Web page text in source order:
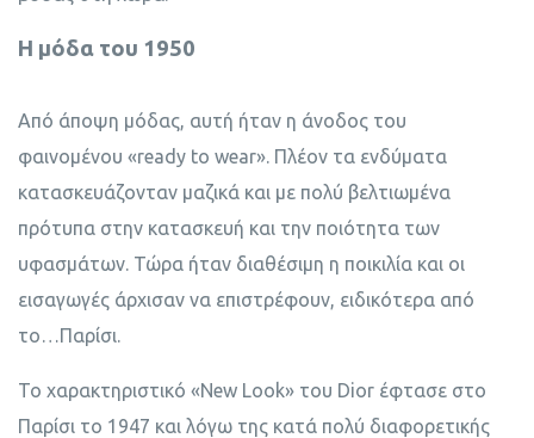
Η μόδα του 1950
Από άποψη μόδας, αυτή ήταν η άνοδος του
φαινομένου «ready to wear». Πλέον τα ενδύματα
κατασκευάζονταν μαζικά και με πολύ βελτιωμένα
πρότυπα στην κατασκευή και την ποιότητα των
υφασμάτων. Τώρα ήταν διαθέσιμη η ποικιλία και οι
εισαγωγές άρχισαν να επιστρέφουν, ειδικότερα από
το…Παρίσι.
Το χαρακτηριστικό «New Look» του Dior έφτασε στο
Παρίσι το 1947 και λόγω της κατά πολύ διαφορετικής